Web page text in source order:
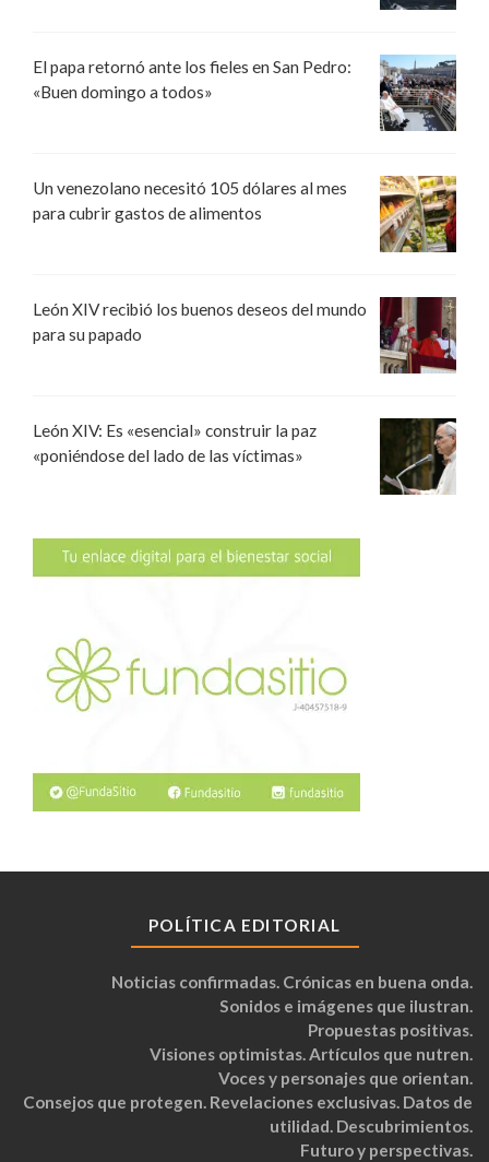
El papa retornó ante los fieles en San Pedro:
«Buen domingo a todos»
Un venezolano necesitó 105 dólares al mes
para cubrir gastos de alimentos
León XIV recibió los buenos deseos del mundo
para su papado
León XIV: Es «esencial» construir la paz
«poniéndose del lado de las víctimas»
POLÍTICA EDITORIAL
Noticias confirmadas. Crónicas en buena onda.
Sonidos e imágenes que ilustran.
Propuestas positivas.
Visiones optimistas. Artículos que nutren.
Voces y personajes que orientan.
Consejos que protegen. Revelaciones exclusivas. Datos de
utilidad. Descubrimientos.
Futuro y perspectivas.